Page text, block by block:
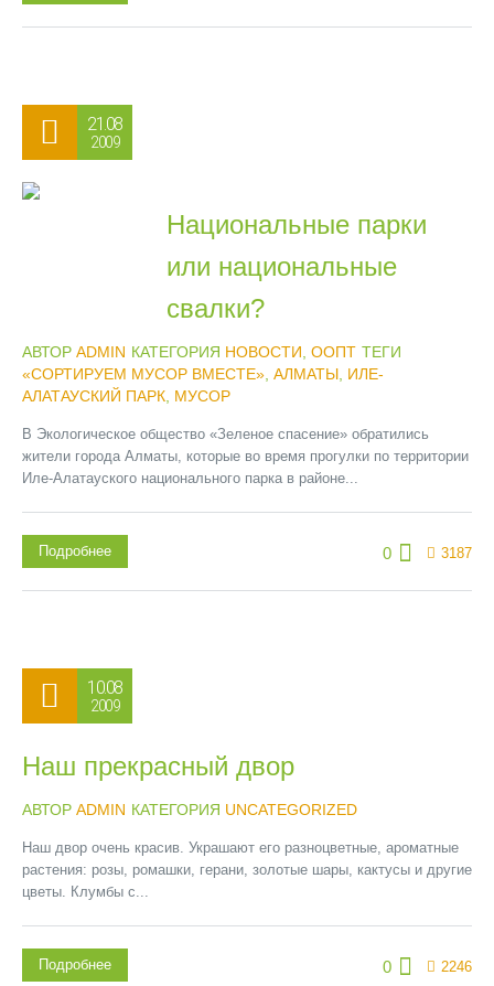
21.08
2009
Национальные парки
или национальные
свалки?
АВТОР ADMIN КАТЕГОРИЯ НОВОСТИ ООПТ ТЕГИ
«СОРТИРУЕМ МУСОР ВМЕСТЕ» АЛМАТЫ ИЛЕ-
АЛАТАУСКИЙ ПАРК МУСОР
В Экологическое общество «Зеленое спасение» обратились
жители города Алматы, которые во время прогулки по территории
Иле-Алатауского национального парка в районе...
0 3187
Подробнее
10.08
2009
Наш прекрасный двор
АВТОР ADMIN КАТЕГОРИЯ UNCATEGORIZED
Наш двор очень красив. Украшают его разноцветные, ароматные
растения: розы, ромашки, герани, золотые шары, кактусы и другие
цветы. Клумбы с...
0 2246
Подробнее